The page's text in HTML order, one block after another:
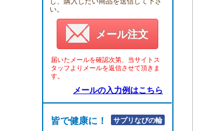
い。
メール注文
届いたメールを確認次第、当サイトス
タッフよりメールを返信させて頂きま
す。
メールの入力例はこちら
皆で健康に！！サプリなびの輪